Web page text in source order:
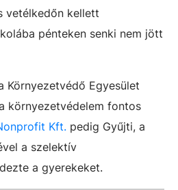
vetélkedőn kellett
pénteken senki nem jött
Környezetvédő Egyesület
környezetvédelem fontos
Kft. pedig Gyűjti, a
a szelektív
a gyerekeket.